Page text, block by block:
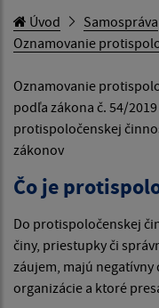
Úvod
Samospráva
Oznamovanie
Oznamovanie
podľa zákona č. 54/
protispoločenskej
zákonov
Čo je
Do protispoločenskej
činy, priestupky či
záujem, majú negatívny
organizácie a ktoré